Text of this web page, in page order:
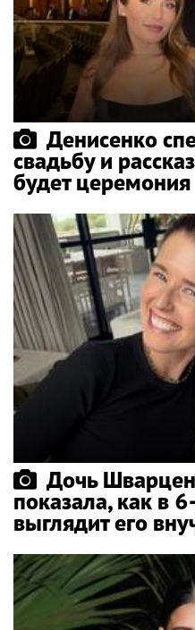
Денисенко
свадьбу и
будет церемония
Дочь
показала, как в
выглядит его